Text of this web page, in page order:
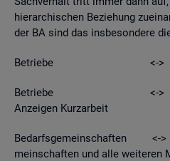
hier­ar­chi­schen Be­zie­hung
der BA sind das ins­be­son­de­re
Be­trie­be <->
Be­trie­be <->
An­zei­gen Kurz­ar­beit
Be­darfs­ge­mein­schaf­ten <-
mein­schaf­ten und alle wei­te­ren